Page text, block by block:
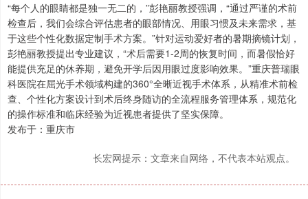
“每个人的眼睛都是独一无二的，”彭艳丽教授强调，“通过严谨的术前
检查后，我们会综合评估患者的眼部情况、用眼习惯及未来需求，基
于这些个性化数据定制手术方案。”针对运动爱好者的暑期摘镜计划，
彭艳丽教授提出专业建议，“术后需要1-2周的恢复时间，而暑假恰好
能提供充足的休养期，避免开学后因用眼过度影响效果。”重庆普瑞眼
科医院在屈光手术领域构建的360°全晰近视手术体系，从精准术前检
查、个性化方案设计到术后终身随访的全流程服务管理体系，规范化
的操作标准和临床经验为近视患者提供了坚实保障。
发布于：重庆市
长宏网提示：文章来自网络，不代表本站观点。